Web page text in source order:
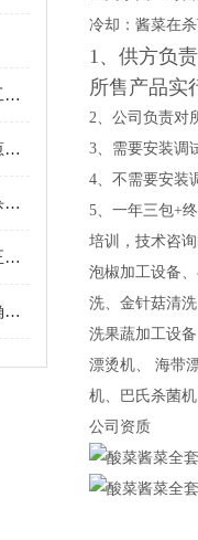
浅述罐头喷淋巴氏杀菌机的工艺原理
大葱清洗机香葱清洗机四季葱清洗机设备说明 诸城市放心食品机械
酱菜巴氏杀菌机来说说巴氏杀菌机的历史由来
海带加工设备为您讲解如何正确清洗海带
正确操作酱菜加工流水线可确保产品质量
冷却：酱菜在
1、供方负
所售产品实
2、公司负责对
3、需要安装调
4、不需要安装
5、一年三包+
培训，技术咨
泡椒加工设备
洗、金针菇清
洗果蔬加工设
漂烫机、 海带
机、巴氏杀菌
公司资质